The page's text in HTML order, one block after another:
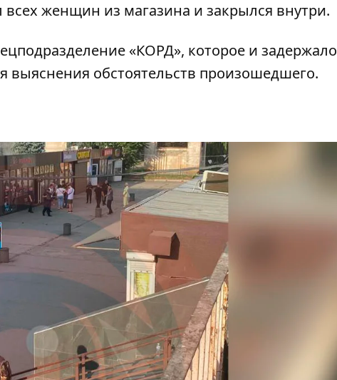
женщин из магазина и закрылся внутри.
«КОРД», которое и задержало
выяснения обстоятельств произошедшего.